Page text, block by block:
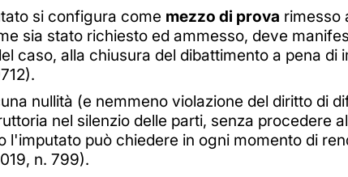
si configura come mezzo di prova rimesso
sia stato richiesto ed ammesso, deve
caso, alla chiusura del dibattimento a pena
nullità (e nemmeno violazione del diritto di
nel silenzio delle parti, senza procedere
l'imputato può chiedere in ogni momento di
n. 799).